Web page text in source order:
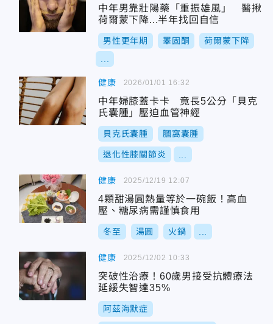
中年男靠壯陽藥「重振雄風」 醫揪
荷爾蒙下降...半年找回自信
男性更年期 睪固酮 荷爾蒙下降
健康
中年婦膝蓋卡卡 竟長5公分「貝克
氏囊腫」壓迫血管神經
貝克氏囊腫 膕窩囊腫
退化性膝關節炎
2026/01/01 16:32
健康
4顆甜湯圓熱量等於一碗飯！高血
壓、糖尿病需謹慎食用
冬至 湯圓 火鍋
2025/12/19 12:07
健康
突破性治療！60歲男接受抗體療法
延緩失智達35%
阿茲海默症
2025/12/02 10:33